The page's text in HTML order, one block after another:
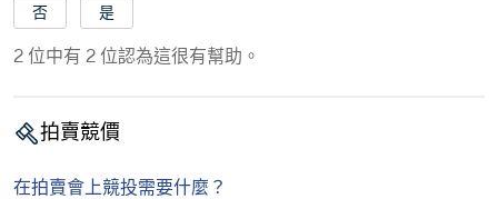
否 是
2 位中有 2 位認為這很有幫助。
拍賣競價
在拍賣會上競投需要什麼？